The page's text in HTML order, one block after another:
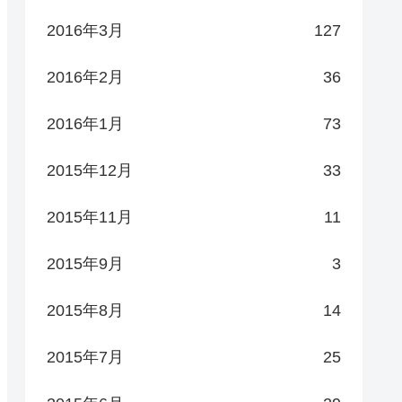
2016年3月 127
2016年2月 36
2016年1月 73
2015年12月 33
2015年11月 11
2015年9月 3
2015年8月 14
2015年7月 25